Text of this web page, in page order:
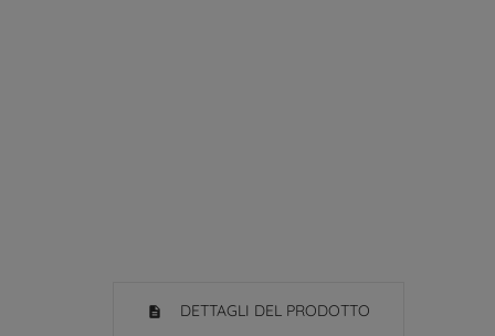
DETTAGLI DEL PRODOTTO